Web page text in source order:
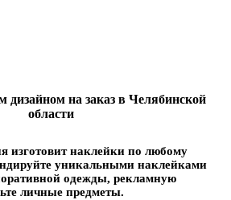
дизайном на заказ в Челябинской
области
изготовит наклейки по любому
уникальными наклейками
одежды, рекламную
личные предметы.